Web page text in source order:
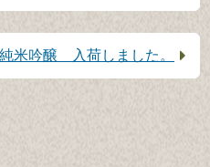
吟醸 入荷しました。